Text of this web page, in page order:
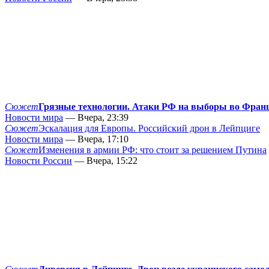
СюжетГрязные технологии. Атаки РФ на выборы во
Новости мира — Вчера, 23:39
СюжетЭскалация для Европы. Российский дрон в Лейпциге
Новости мира — Вчера, 17:10
СюжетИзменения в армии РФ: что стоит за решением Путина
Новости России — Вчера, 15:22